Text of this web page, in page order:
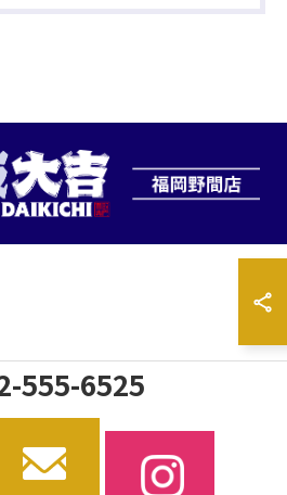
555-6525